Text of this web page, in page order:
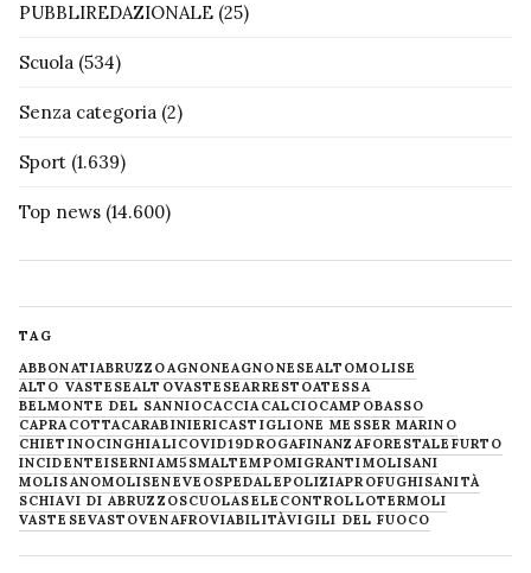
PUBBLIREDAZIONALE (25)
Scuola (534)
Senza categoria (2)
Sport (1.639)
Top news (14.600)
TAG
ABBONATIABRUZZOAGNONEAGNONESEALTOMOLISE
ALTO VASTESEALTOVASTESEARRESTOATESSA
BELMONTE DEL SANNIOCACCIACALCIOCAMPOBASSO
CAPRACOTTACARABINIERICASTIGLIONE MESSER MARINO
CHIETINOCINGHIALICOVID19DROGAFINANZAFORESTALE FURTO
INCIDENTEISERNIAM5SMALTEMPOMIGRANTIMOLISANI
MOLISANOMOLISENEVE OSPEDALEPOLIZIAPROFUGHISANITÀ
SCHIAVI DI ABRUZZOSCUOLASELECONTROLLOTERMOLI
VASTESEVASTOVENAFROVIABILITÀVIGILI DEL FUOCO